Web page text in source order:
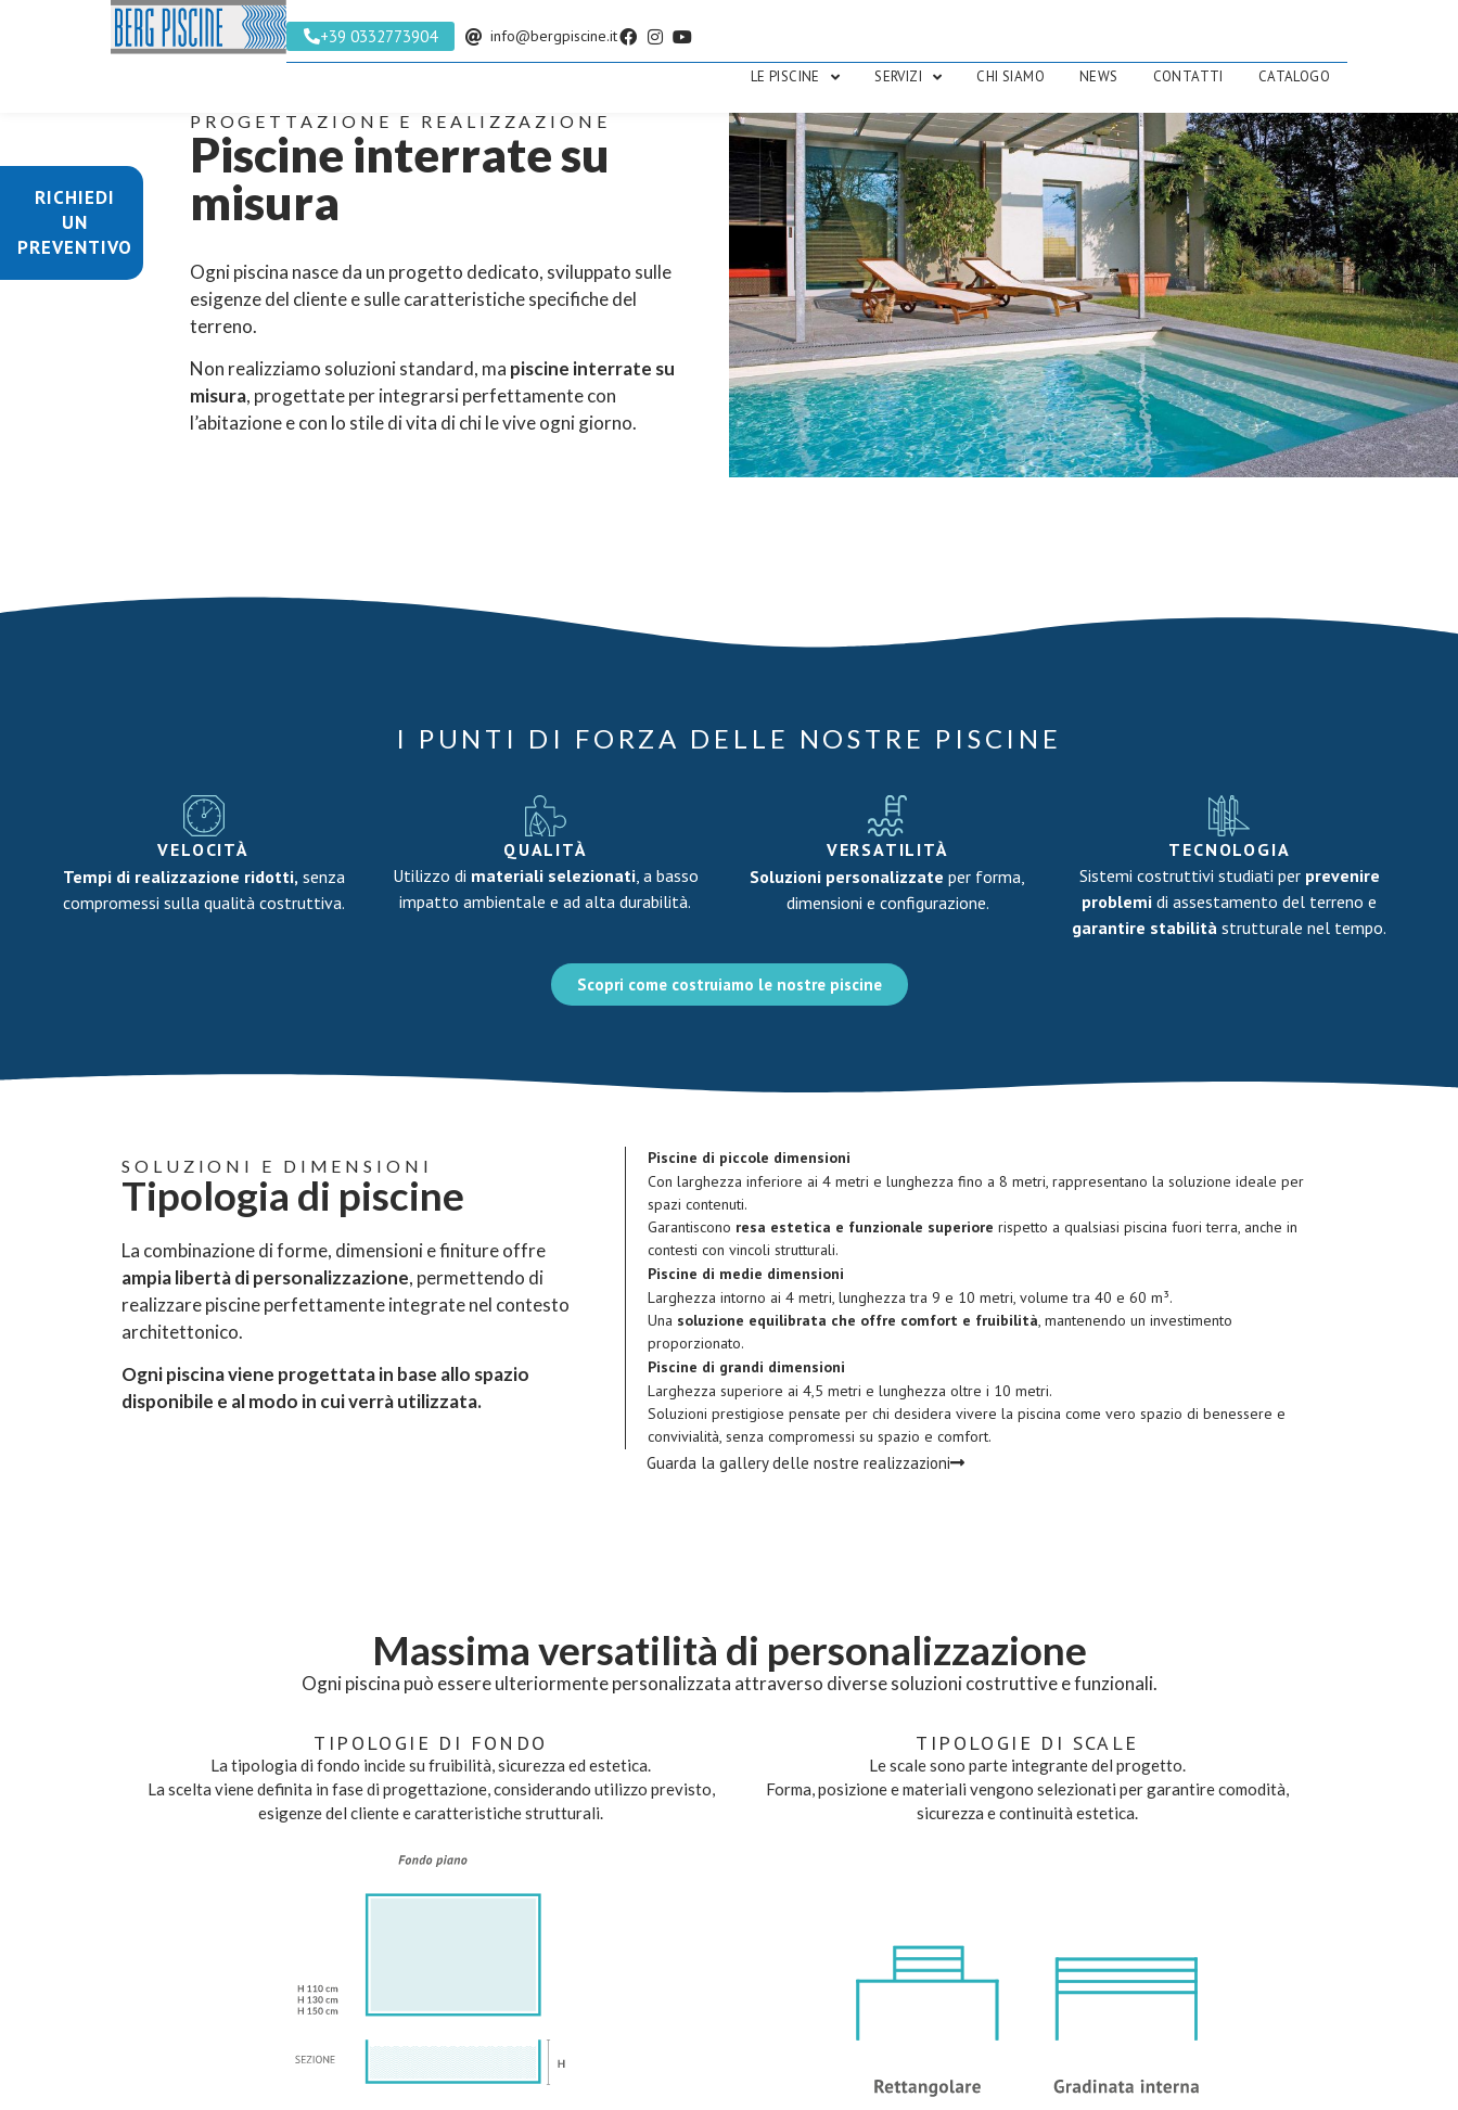
+39 0332773904 info@bergpiscine.it
LE PISCINE SERVIZI CHI SIAMO NEWS CONTATTI CATALOGO
RICHIEDI
UN
PREVENTIVO
PROGETTAZIONE E REALIZZAZIONE
Piscine interrate su
misura
Ogni piscina nasce da un progetto dedicato, sviluppato sulle
esigenze del cliente e sulle caratteristiche specifiche del
terreno.
Non realizziamo soluzioni standard, ma piscine interrate su
misura, progettate per integrarsi perfettamente con
l’abitazione e con lo stile di vita di chi le vive ogni giorno.
I PUNTI DI FORZA DELLE NOSTRE PISCINE
VELOCITÀ
Tempi di realizzazione ridotti,senza
compromessi sulla qualità costruttiva.
QUALITÀ
Utilizzo di materiali selezionati, a basso
impatto ambientale e ad alta durabilità.
VERSATILITÀ
Soluzioni personalizzate per forma,
dimensioni e configurazione.
TECNOLOGIA
Sistemi costruttivi studiati per prevenire
problemidi assestamento del terreno e
garantire stabilità strutturale nel tempo.
Scopri come costruiamo le nostre piscine
SOLUZIONI E DIMENSIONI
Tipologia di piscine
La combinazione di forme, dimensioni e finiture offre
ampia libertà di personalizzazione, permettendo di
realizzare piscine perfettamente integrate nel contesto
architettonico.
Ogni piscina viene progettata in base allo spazio
disponibile e al modo in cui verrà utilizzata.
Piscine di piccole dimensioni
Con larghezza inferiore ai 4 metri e lunghezza fino a 8 metri, rappresentano la soluzione ideale per
spazi contenuti.
Garantiscono resa estetica e funzionale superiore rispetto a qualsiasi piscina fuori terra, anche in
contesti con vincoli strutturali.
Piscine di medie dimensioni
Larghezza intorno ai 4 metri, lunghezza tra 9 e 10 metri, volume tra 40 e 60 m³.
Una soluzione equilibrata che offre comfort e fruibilità, mantenendo un investimento
proporzionato.
Piscine di grandi dimensioni
Larghezza superiore ai 4,5 metri e lunghezza oltre i 10 metri.
Soluzioni prestigiose pensate per chi desidera vivere la piscina come vero spazio di benessere e
convivialità, senza compromessi su spazio e comfort.
Guarda la gallery delle nostre realizzazioni
Massima versatilità di personalizzazione
Ogni piscina può essere ulteriormente personalizzata attraverso diverse soluzioni costruttive e funzionali.
TIPOLOGIE DI FONDO
La tipologia di fondo incide su fruibilità, sicurezza ed estetica.
La scelta viene definita in fase di progettazione, considerando utilizzo previsto,
esigenze del cliente e caratteristiche strutturali.
TIPOLOGIE DI SCALE
Le scale sono parte integrante del progetto.
Forma, posizione e materiali vengono selezionati per garantire comodità,
sicurezza e continuità estetica.